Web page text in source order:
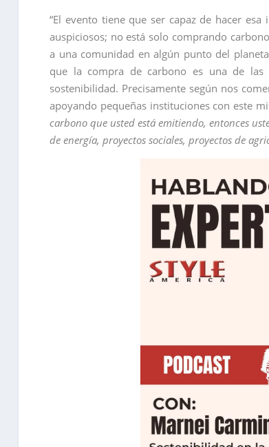
“El evento tiene que ser capaz de hacer
auspiciosos; no está solo comprando
a una comunidad en algún punto del
que la compra de carbono es una de las
sostenibilidad. Precisamente según nos
apoyando pequeñas instituciones con este
carbono que usted está emitiendo, entonces
de energía, proyectos sociales, proyectos de